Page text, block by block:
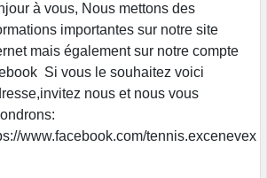
à vous, Nous mettons des
importantes sur notre site
mais également sur notre compte
Si vous le souhaitez voici
nous et nous vous
www.facebook.com/tennis.excenevex